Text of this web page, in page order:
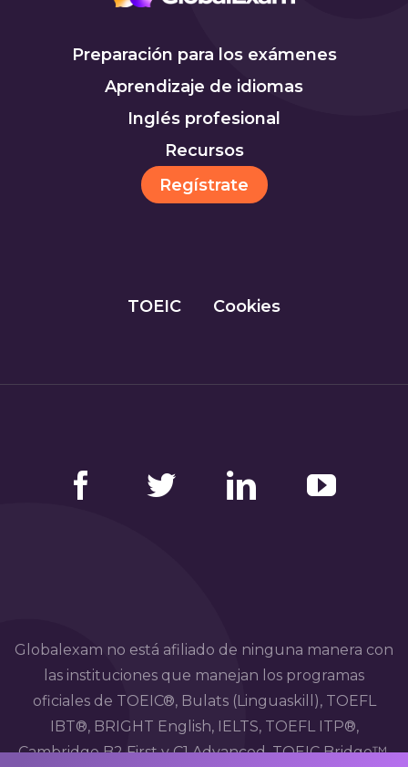
Preparación para los exámenes
Aprendizaje de idiomas
Inglés profesional
Recursos
Regístrate
TOEIC Cookies
Globalexam no está afiliado de ninguna manera con
las instituciones que manejan los programas
oficiales de TOEIC®, Bulats (Linguaskill), TOEFL
IBT®, BRIGHT English, IELTS, TOEFL ITP®,
Cambridge B2 First y C1 Advanced, TOEIC Bridge™,